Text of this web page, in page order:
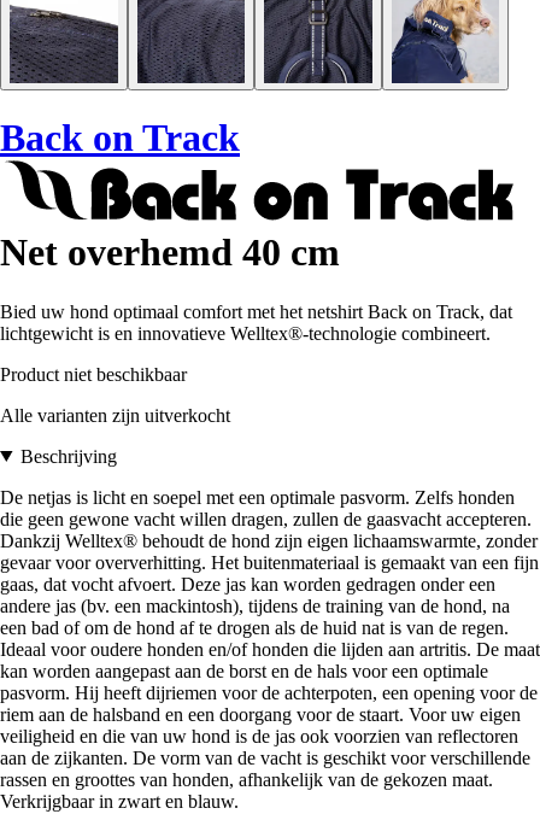
Back on Track
Net overhemd 40 cm
Bied uw hond optimaal comfort met het netshirt Back on Track, dat
lichtgewicht is en innovatieve Welltex®-technologie combineert.
Product niet beschikbaar
Alle varianten zijn uitverkocht
Beschrijving
De netjas is licht en soepel met een optimale pasvorm. Zelfs honden
die geen gewone vacht willen dragen, zullen de gaasvacht accepteren.
Dankzij Welltex® behoudt de hond zijn eigen lichaamswarmte, zonder
gevaar voor oververhitting. Het buitenmateriaal is gemaakt van een fijn
gaas, dat vocht afvoert. Deze jas kan worden gedragen onder een
andere jas (bv. een mackintosh), tijdens de training van de hond, na
een bad of om de hond af te drogen als de huid nat is van de regen.
Ideaal voor oudere honden en/of honden die lijden aan artritis. De maat
kan worden aangepast aan de borst en de hals voor een optimale
pasvorm. Hij heeft dijriemen voor de achterpoten, een opening voor de
riem aan de halsband en een doorgang voor de staart. Voor uw eigen
veiligheid en die van uw hond is de jas ook voorzien van reflectoren
aan de zijkanten. De vorm van de vacht is geschikt voor verschillende
rassen en groottes van honden, afhankelijk van de gekozen maat.
Verkrijgbaar in zwart en blauw.